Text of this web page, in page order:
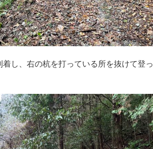
し、右の杭を打っている所を抜けて登っ